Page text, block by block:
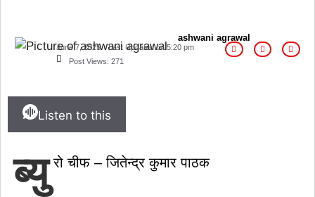
ashwani agrawal
June 7, 2025 Last Updated on 5:20 pm
Post Views: 271
Listen to this
ब्यु रो चीफ – जितेन्द्र कुमार पाठक